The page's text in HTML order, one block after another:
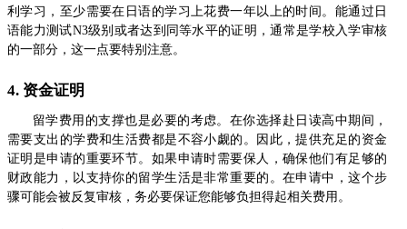
利学习，至少需要在日语的学习上花费一年以上的时间。能通过日
语能力测试N3级别或者达到同等水平的证明，通常是学校入学审核
的一部分，这一点要特别注意。
4. 资金证明
留学费用的支撑也是必要的考虑。在你选择赴日读高中期间，
需要支出的学费和生活费都是不容小觑的。因此，提供充足的资金
证明是申请的重要环节。如果申请时需要保人，确保他们有足够的
财政能力，以支持你的留学生活是非常重要的。在申请中，这个步
骤可能会被反复审核，务必要保证您能够负担得起相关费用。